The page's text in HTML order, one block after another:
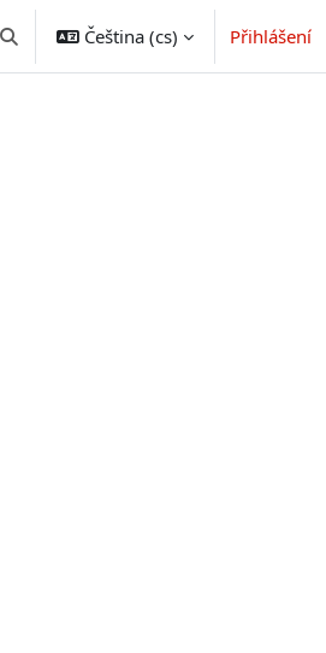
Přepnout vyhledávání
Čeština ‎(cs)‎ Přihlášení